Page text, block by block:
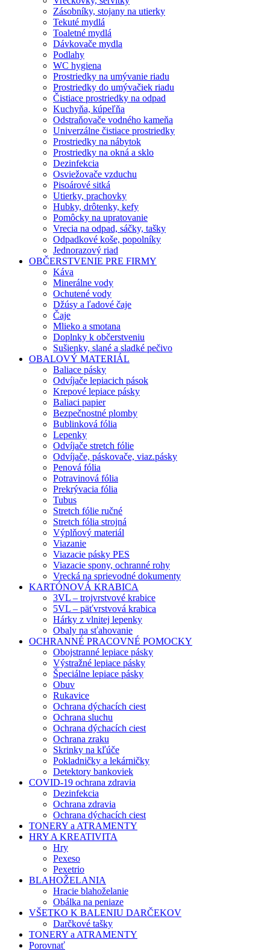
Zásobníky, stojany na utierky
Tekuté mydlá
Toaletné mydlá
Dávkovače mydla
Podlahy
WC hygiena
Prostriedky na umývanie riadu
Prostriedky do umývačiek riadu
Čistiace prostriedky na odpad
Kuchyňa, kúpeľňa
Odstraňovače vodného kameňa
Univerzálne čistiace prostriedky
Prostriedky na nábytok
Prostriedky na okná a sklo
Dezinfekcia
Osviežovače vzduchu
Pisoárové sitká
Utierky, prachovky
Hubky, drôtenky, kefy
Pomôcky na upratovanie
Vrecia na odpad, sáčky, tašky
Odpadkové koše, popolníky
Jednorazový riad
OBČERSTVENIE PRE FIRMY
Káva
Minerálne vody
Ochutené vody
Džúsy a ľadové čaje
Čaje
Mlieko a smotana
Doplnky k občerstveniu
Sušienky, slané a sladké pečivo
OBALOVÝ MATERIÁL
Baliace pásky
Odvíjače lepiacich pások
Krepové lepiace pásky
Baliaci papier
Bezpečnostné plomby
Bublinková fólia
Lepenky
Odvíjače stretch fólie
Odvíjače, páskovače, viaz.pásky
Penová fólia
Potravinová fólia
Prekrývacia fólia
Tubus
Stretch fólie ručné
Stretch fólia strojná
Výplňový materiál
Viazanie
Viazacie pásky PES
Viazacie spony, ochranné rohy
Vrecká na sprievodné dokumenty
KARTÓNOVÁ KRABICA
3VL – trojvrstvové krabice
5VL – päťvrstvová krabica
Hárky z vlnitej lepenky
Obaly na sťahovanie
OCHRANNÉ PRACOVNÉ POMOCKY
Obojstranné lepiace pásky
Výstražné lepiace pásky
Špeciálne lepiace pásky
Obuv
Rukavice
Ochrana dýchacích ciest
Ochrana sluchu
Ochrana dýchacích ciest
Ochrana zraku
Skrinky na kľúče
Pokladničky a lekárničky
Detektory bankoviek
COVID-19 ochrana zdravia
Dezinfekcia
Ochrana zdravia
Ochrana dýchacích ciest
TONERY a ATRAMENTY
HRY A KREATIVITA
Hry
Pexeso
Pexetrio
BLAHOŽELANIA
Hracie blahoželanie
Obálka na peniaze
VŠETKO K BALENIU DARČEKOV
Darčkové tašky
TONERY a ATRAMENTY
Porovnať